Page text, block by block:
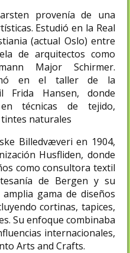
provenía de una
Estudió en la Real
(actual Oslo) entre
de arquitectos como
Major Schirmer.
en el taller de la
Frida Hansen, donde
técnicas de tejido,
naturales
Billedvæveri en 1904,
Husfliden, donde
como consultora textil
de Bergen y su
gama de diseños
cortinas, tapices,
Su enfoque combinaba
internacionales,
Arts and Crafts.